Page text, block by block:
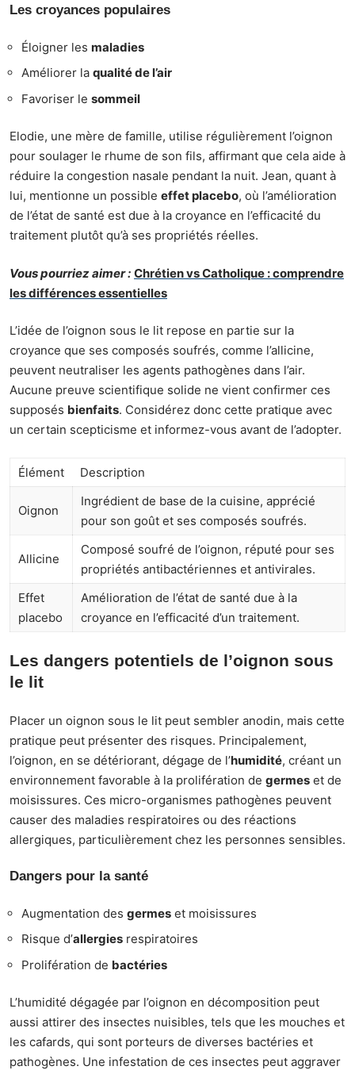
Les croyances populaires
Éloigner les maladies
Améliorer la qualité de l’air
Favoriser le sommeil
Elodie, une mère de famille, utilise régulièrement l’oignon
pour soulager le rhume de son fils, affirmant que cela aide à
réduire la congestion nasale pendant la nuit. Jean, quant à
lui, mentionne un possible effet placebo, où l’amélioration
de l’état de santé est due à la croyance en l’efficacité du
traitement plutôt qu’à ses propriétés réelles.
Vous pourriez aimer : Chrétien vs Catholique : comprendre
les différences essentielles
L’idée de l’oignon sous le lit repose en partie sur la
croyance que ses composés soufrés, comme l’allicine,
peuvent neutraliser les agents pathogènes dans l’air.
Aucune preuve scientifique solide ne vient confirmer ces
supposés bienfaits. Considérez donc cette pratique avec
un certain scepticisme et informez-vous avant de l’adopter.
Élément Description
Oignon
Ingrédient de base de la cuisine, apprécié
pour son goût et ses composés soufrés.
Allicine
Composé soufré de l’oignon, réputé pour ses
propriétés antibactériennes et antivirales.
Effet
placebo
Amélioration de l’état de santé due à la
croyance en l’efficacité d’un traitement.
Les dangers potentiels de l’oignon sous
le lit
Placer un oignon sous le lit peut sembler anodin, mais cette
pratique peut présenter des risques. Principalement,
l’oignon, en se détériorant, dégage de l’humidité, créant un
environnement favorable à la prolifération de germes et de
moisissures. Ces micro-organismes pathogènes peuvent
causer des maladies respiratoires ou des réactions
allergiques, particulièrement chez les personnes sensibles.
Dangers pour la santé
Augmentation des germes et moisissures
Risque d’allergies respiratoires
Prolifération de bactéries
L’humidité dégagée par l’oignon en décomposition peut
aussi attirer des insectes nuisibles, tels que les mouches et
les cafards, qui sont porteurs de diverses bactéries et
pathogènes. Une infestation de ces insectes peut aggraver